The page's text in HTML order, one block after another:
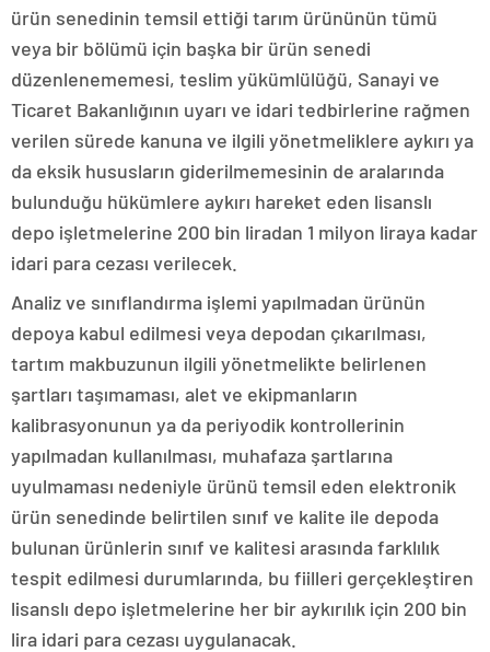
ürün senedinin temsil ettiği tarım ürününün tümü
veya bir bölümü için başka bir ürün senedi
düzenlenememesi, teslim yükümlülüğü, Sanayi ve
Ticaret Bakanlığının uyarı ve idari tedbirlerine rağmen
verilen sürede kanuna ve ilgili yönetmeliklere aykırı ya
da eksik hususların giderilmemesinin de aralarında
bulunduğu hükümlere aykırı hareket eden lisanslı
depo işletmelerine 200 bin liradan 1 milyon liraya kadar
idari para cezası verilecek.
Analiz ve sınıflandırma işlemi yapılmadan ürünün
depoya kabul edilmesi veya depodan çıkarılması,
tartım makbuzunun ilgili yönetmelikte belirlenen
şartları taşımaması, alet ve ekipmanların
kalibrasyonunun ya da periyodik kontrollerinin
yapılmadan kullanılması, muhafaza şartlarına
uyulmaması nedeniyle ürünü temsil eden elektronik
ürün senedinde belirtilen sınıf ve kalite ile depoda
bulunan ürünlerin sınıf ve kalitesi arasında farklılık
tespit edilmesi durumlarında, bu fiilleri gerçekleştiren
lisanslı depo işletmelerine her bir aykırılık için 200 bin
lira idari para cezası uygulanacak.